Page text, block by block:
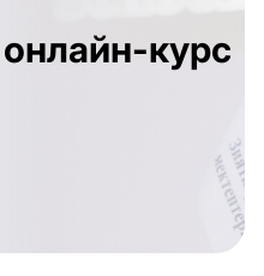
курс